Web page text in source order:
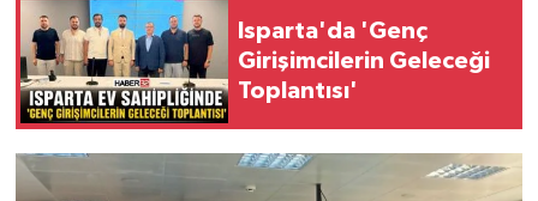
Isparta'da 'Genç
Girişimcilerin Geleceği
Toplantısı'
Künye